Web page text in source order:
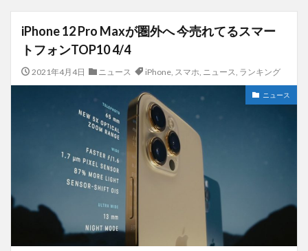
iPhone 12 Pro Maxが圏外へ 今売れてるスマー
トフォンTOP10 4/4
2021年4月4日 ニュース iPhone, スマホ, ニュース, ランキング
ニュース